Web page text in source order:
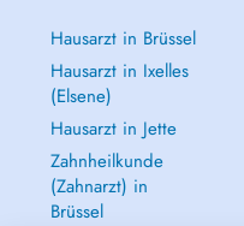
Hausarzt in Brüssel
Hausarzt in Ixelles
(Elsene)
Hausarzt in Jette
Zahnheilkunde
(Zahnarzt) in
Brüssel